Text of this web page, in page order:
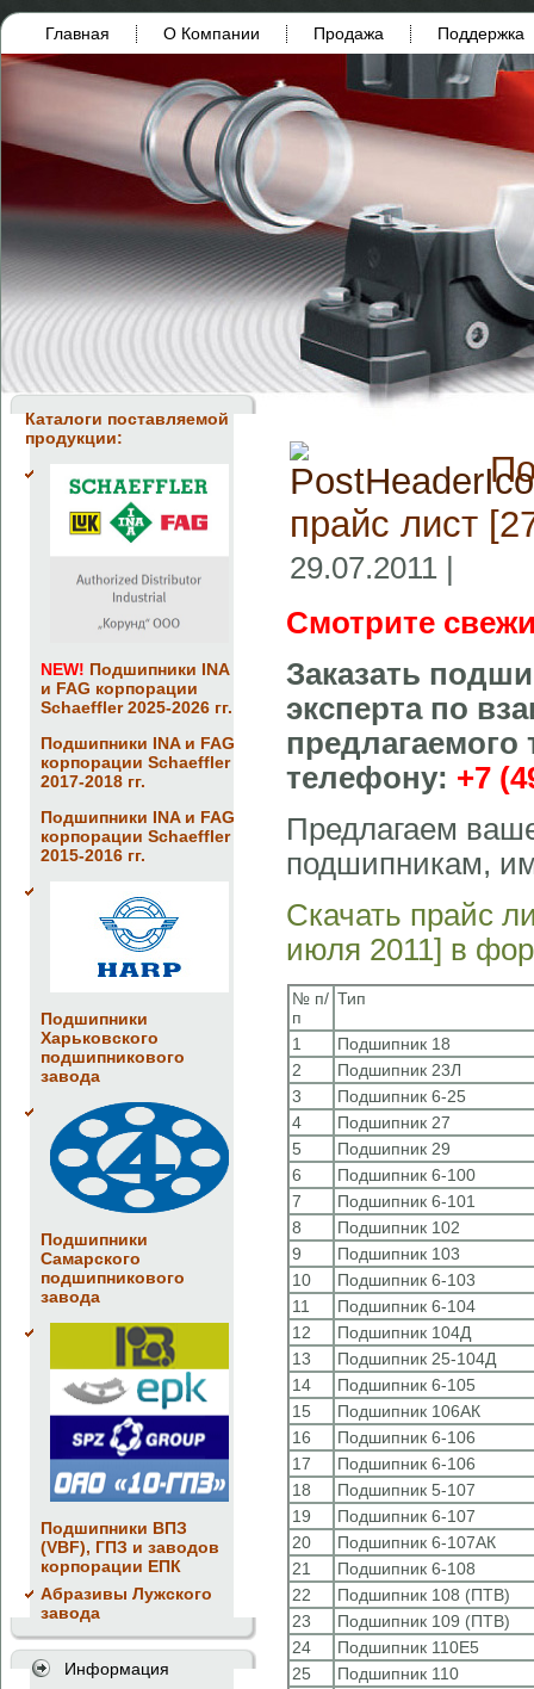
Главная О Компании Продажа Поддержка
Каталоги поставляемой
продукции:
NEW! Подшипники INA
и FAG корпорации
Schaeffler 2025-2026 гг.
Подшипники INA и FAG
корпорации Schaeffler
2017-2018 гг.
Подшипники INA и FAG
корпорации Schaeffler
2015-2016 гг.
Подшипники
Харьковского
подшипникового
завода
Подшипники
Самарского
подшипникового
завода
Подшипники ВПЗ
(VBF), ГПЗ и заводов
корпорации ЕПК
Абразивы Лужского
завода
Информация
прайс лист
29.07.2011 |
Смотрите
Заказать
эксперта по
телефону: +7
Предлагаем
подшипникам,
Скачать прайс
июля 2011] в
№ п/
п
Тип
1
Подшипник 18
2
Подшипник 23Л
3
Подшипник 6-25
4
Подшипник 27
5
Подшипник 29
6
Подшипник 6-100
7
Подшипник 6-101
8
Подшипник 102
9
Подшипник 103
10
Подшипник 6-103
11
Подшипник 6-104
12
Подшипник 104Д
13
Подшипник 25-104Д
14
Подшипник 6-105
15
Подшипник 106АК
16
Подшипник 6-106
17
Подшипник 6-106
18
Подшипник 5-107
19
Подшипник 6-107
20
Подшипник 6-107АК
21
Подшипник 6-108
22
Подшипник 108 (ПТВ)
23
Подшипник 109 (ПТВ)
24
Подшипник 110Е5
25
Подшипник 110